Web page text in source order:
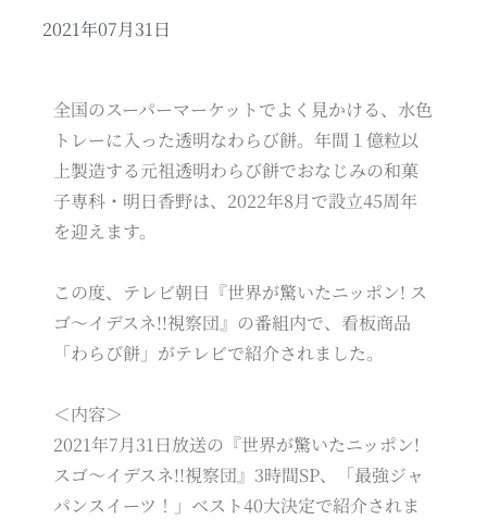
2021年07月31日
全国のスーパーマーケットでよく見かける、水色
トレーに入った透明なわらび餅。年間１億粒以
上製造する元祖透明わらび餅でおなじみの和菓
子専科・明日香野は、2022年8月で設立45周年
を迎えます。
この度、テレビ朝日『世界が驚いたニッポン! ス
ゴ～イデスネ!!視察団』の番組内で、看板商品
「わらび餅」がテレビで紹介されました。
＜内容＞
2021年7月31日放送の『世界が驚いたニッポン!
スゴ～イデスネ!!視察団』3時間SP、「最強ジャ
パンスイーツ！」ベスト40大決定で紹介されま